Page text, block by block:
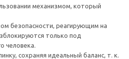
механизмом, который
безопасности, реагирующим на
только под
человека.
сохраняя идеальный баланс, т. к.